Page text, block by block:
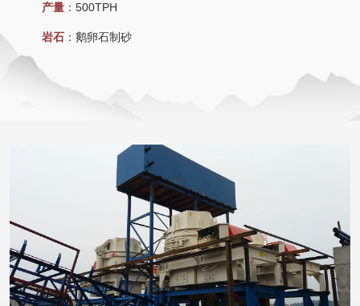
产量 ： 500TPH
岩石 ： 鹅卵石制砂